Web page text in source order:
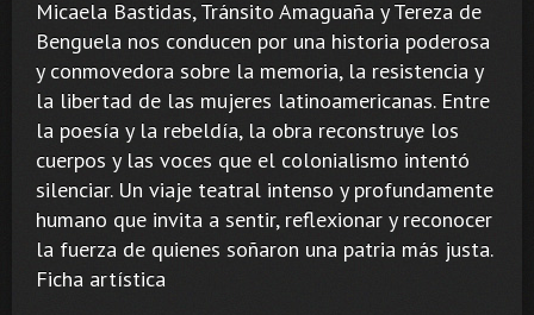
Micaela Bastidas, Tránsito Amaguaña y Tereza de
Benguela nos conducen por una historia poderosa
y conmovedora sobre la memoria, la resistencia y
la libertad de las mujeres latinoamericanas. Entre
la poesía y la rebeldía, la obra reconstruye los
cuerpos y las voces que el colonialismo intentó
silenciar. Un viaje teatral intenso y profundamente
humano que invita a sentir, reflexionar y reconocer
la fuerza de quienes soñaron una patria más justa.
Ficha artística